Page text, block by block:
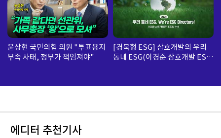
윤상현 국민의힘 의원 "투표용지
부족 사태, 정부가 책임져야"
[경북형 ESG] 삼호개발의 우리
동네 ESG(이경준 삼호개발 ESG
에디터 추천기사